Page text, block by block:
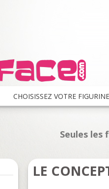
CHOISISSEZ VOTRE FIGURINE
Seules les
LE